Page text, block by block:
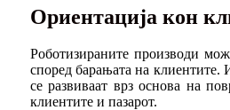
Ориентација кон
Роботизираните производи
според барањата на клиентите.
се развиваат врз основа на
клиентите и пазарот.